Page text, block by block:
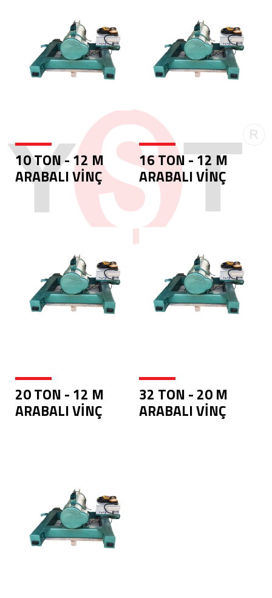
10 TON - 12 M
ARABALI VİNÇ
16 TON - 12 M
ARABALI VİNÇ
20 TON - 12 M
ARABALI VİNÇ
32 TON - 20 M
ARABALI VİNÇ